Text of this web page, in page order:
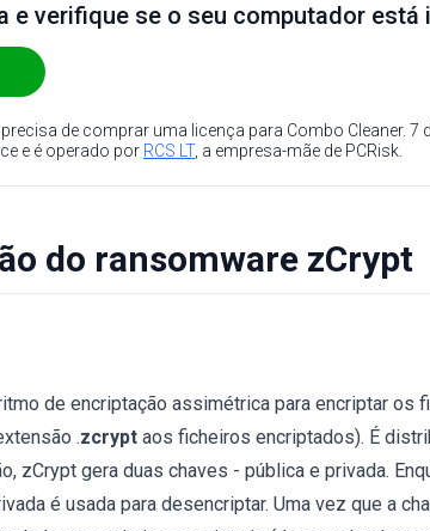
e verifique se o seu computador está
de comprar uma licença para Combo Cleaner. 7
e é operado por RCS LT, a empresa-mãe de PCRisk.
do ransomware zCrypt
de encriptação assimétrica para encriptar os
.zcrypt aos ficheiros encriptados). É
zCrypt gera duas chaves - pública e privada.
é usada para desencriptar. Uma vez que a